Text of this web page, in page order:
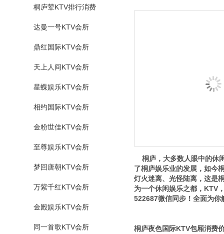
桐庐荤KTV排行消费
达曼一号KTV会所
鼎红国际KTV会所
天上人间KTV会所
星蝶娱乐KTV会所
相约国际KTV会所
金粉世佳KTV会所
至尊娱乐KTV会所
梦回唐朝KTV会所
万紫千红KTV会所
金殿娱乐KTV会所
同一首歌KTV会所
桐庐，大多数人眼中的休
了桐庐娱乐业的发展，如今
灯火迷离、光怪陆离，这是
为一个休闲娱乐之都，KTV
522687微信同步！全面为你
桐庐夜色国际KTV包厢消费